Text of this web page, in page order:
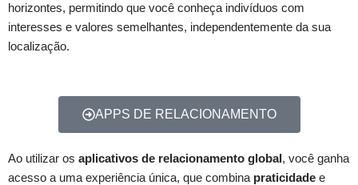
horizontes, permitindo que você conheça indivíduos com
interesses e valores semelhantes, independentemente da sua
localização.
APPS DE RELACIONAMENTO
Ao utilizar os aplicativos de relacionamento global, você ganha
acesso a uma experiência única, que combina praticidade e